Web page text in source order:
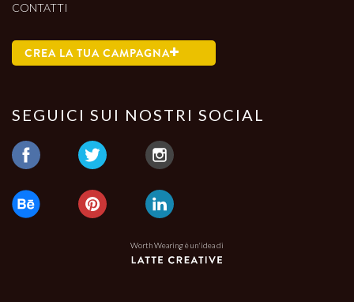
CONTATTI
CREA LA TUA CAMPAGNA
SEGUICI SUI NOSTRI SOCIAL
Worth Wearing è un'idea di